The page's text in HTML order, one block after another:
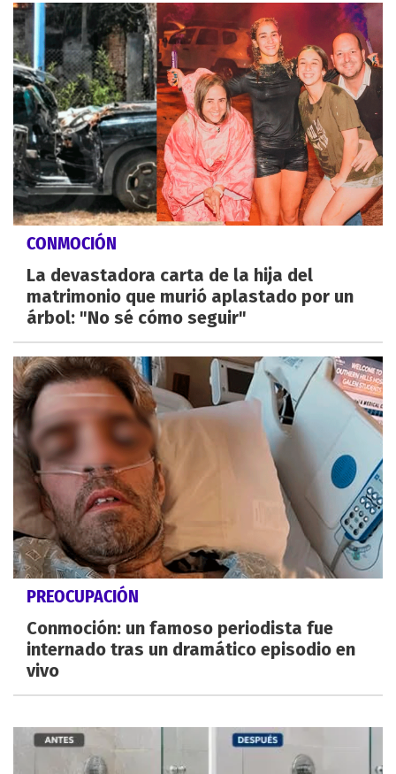
CONMOCIÓN
La devastadora carta de la hija del
matrimonio que murió aplastado por un
árbol: "No sé cómo seguir"
PREOCUPACIÓN
Conmoción: un famoso periodista fue
internado tras un dramático episodio en
vivo